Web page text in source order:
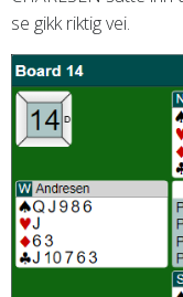
se gikk riktig vei.